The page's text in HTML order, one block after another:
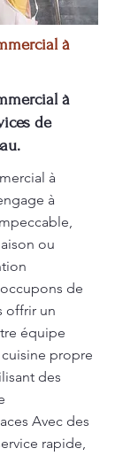
à
à
de
à
à
ou
de
offrir un
équipe
propre
des
Avec des
rapide,